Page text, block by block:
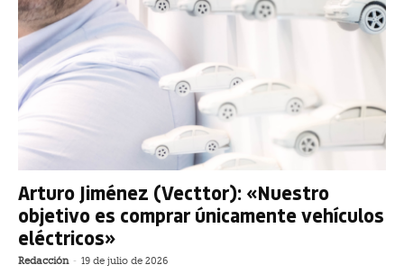
Arturo Jiménez (Vecttor): «Nuestro
objetivo es comprar únicamente vehículos
eléctricos»
Redacción - 19 de julio de 2026